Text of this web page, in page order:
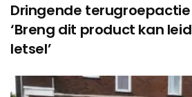
Dringende
‘Breng dit product kan
letsel’